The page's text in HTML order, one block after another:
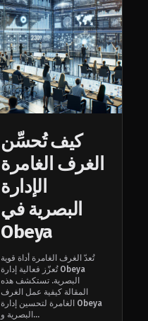
كيف تُحسِّن
الغرف الغامرة
الإدارة
البصرية في
Obeya
تُعدّ الغرف الغامرة أداة قوية
تُعزّز فعالية إدارة Obeya
البصرية. تستكشف هذه
المقالة كيفية عمل الغرف
الغامرة لتحسين إدارة Obeya
البصرية و...